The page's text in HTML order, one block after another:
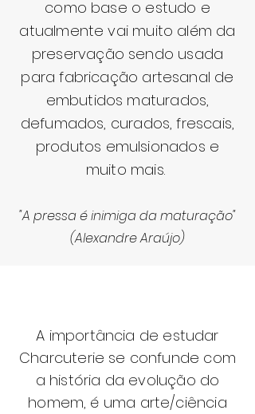
como base o estudo e
atualmente vai muito além da
preservação sendo usada
para fabricação artesanal de
embutidos maturados,
defumados, curados, frescais,
produtos emulsionados e
muito mais.
"A pressa é inimiga da maturação"
(Alexandre Araújo)
A importância de estudar
Charcuterie se confunde com
a história da evolução do
homem, é uma arte/ciência